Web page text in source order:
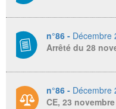
n°86 - Décembre
Arrêté du 28
n°86 - Décembre
CE, 23